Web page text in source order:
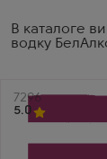
В каталоге
водку
Артикул
7296
5.0